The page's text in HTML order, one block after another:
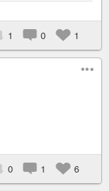
1 0 1
0 1 6